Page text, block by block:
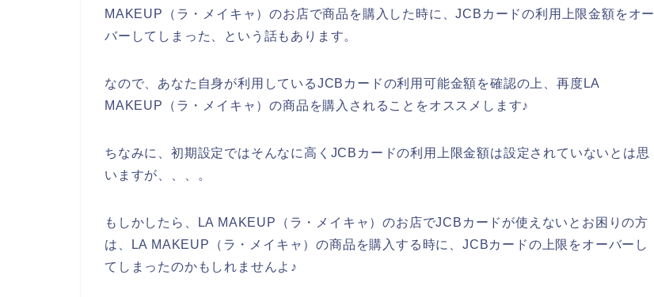
MAKEUP（ラ・メイキャ）のお店で商品を購入した時に、JCBカードの利用上限金額をオー
バーしてしまった、という話もあります。
なので、あなた自身が利用しているJCBカードの利用可能金額を確認の上、再度LA
MAKEUP（ラ・メイキャ）の商品を購入されることをオススメします♪
ちなみに、初期設定ではそんなに高くJCBカードの利用上限金額は設定されていないとは思
いますが、、、。
もしかしたら、LA MAKEUP（ラ・メイキャ）のお店でJCBカードが使えないとお困りの方
は、LA MAKEUP（ラ・メイキャ）の商品を購入する時に、JCBカードの上限をオーバーし
てしまったのかもしれませんよ♪